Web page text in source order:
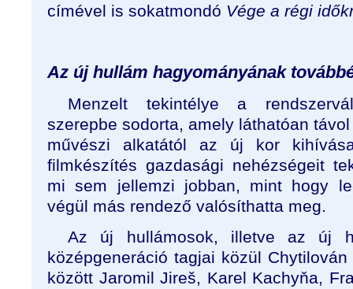
címével is sokatmondó Vége a régi
Az új hullám hagyományának
Menzelt tekintélye a
szerepbe sodorta, amely láthatóan
művészi alkatától az új kor
filmkészítés gazdasági nehézségeit
mi sem jellemzi jobban, mint hogy
végül más rendező valósíthatta meg.
Az új hullámosok, illetve az új
középgeneráció tagjai közül
között Jaromil Jireš, Karel Kachyňa,